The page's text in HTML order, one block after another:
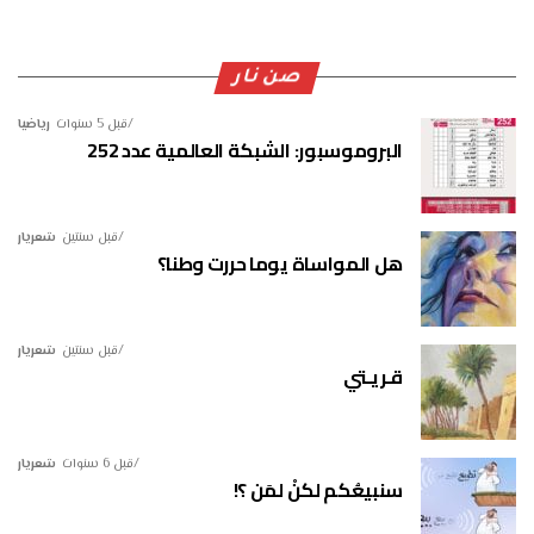
صن نار
رياضيا قبل 5 سنوات
البروموسبور: الشبكة العالمية عدد 252
شعريار قبل سنتين
هل المواساة يوما حررت وطنا؟
شعريار قبل سنتين
قـريـتي
شعريار قبل 6 سنوات
سنبيعُكم لكنْ لمَن ؟!